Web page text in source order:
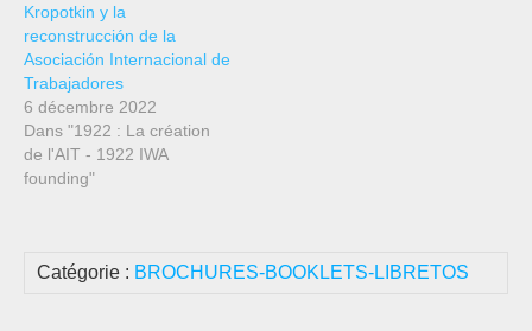
Kropotkin y la
reconstrucción de la
Asociación Internacional de
Trabajadores
6 décembre 2022
Dans "1922 : La création
de l'AIT - 1922 IWA
founding"
Catégorie : BROCHURES-BOOKLETS-LIBRETOS